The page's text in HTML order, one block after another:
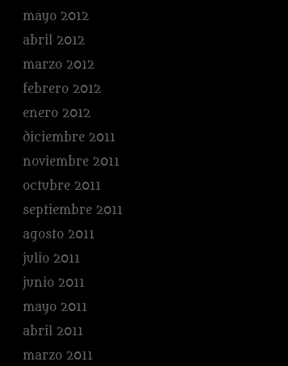
mayo 2012
abril 2012
marzo 2012
febrero 2012
enero 2012
diciembre 2011
noviembre 2011
octubre 2011
septiembre 2011
agosto 2011
julio 2011
junio 2011
mayo 2011
abril 2011
marzo 2011